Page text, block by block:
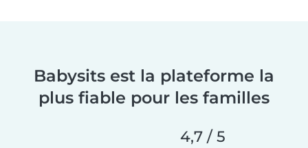
Babysits est la plateforme la
plus fiable pour les familles
4,7 / 5